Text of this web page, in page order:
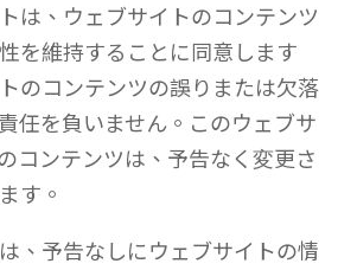
は、ウェブサイトのコンテンツ
を維持することに同意します
のコンテンツの誤りまたは欠落
任を負いません。このウェブサ
コンテンツは、予告なく変更さ
す。
、予告なしにウェブサイトの情